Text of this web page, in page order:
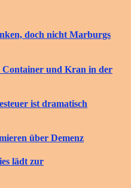
doch nicht Marburgs
Container und Kran in der
ist dramatisch
über Demenz
lädt zur